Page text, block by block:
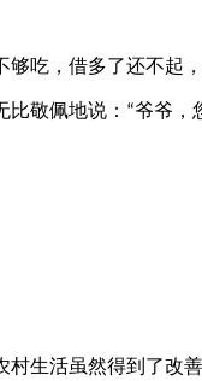
吃，借多了还不起
敬佩地说： “爷爷，
活虽然得到了改善